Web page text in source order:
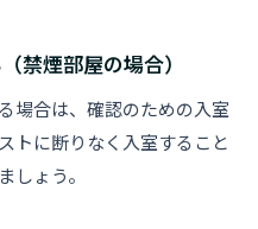
禁煙部屋の場合）
場合は、確認のための入室
トに断りなく入室すること
しょう。